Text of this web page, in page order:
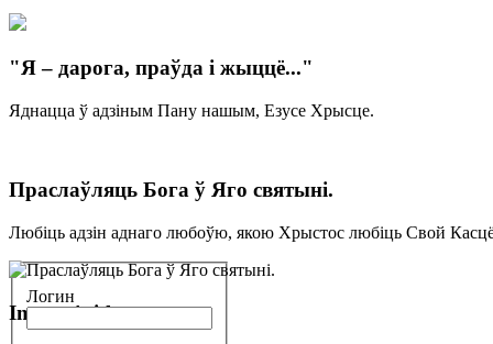
"Я – дарога, праўда і жыццё..."
Яднацца ў адзіным Пану нашым, Езусе Хрысце.
Праслаўляць Бога ў Яго святыні.
Любіць адзін аднаго любоўю, якою Хрыстос любіць Свой
Image 4 title
Логин